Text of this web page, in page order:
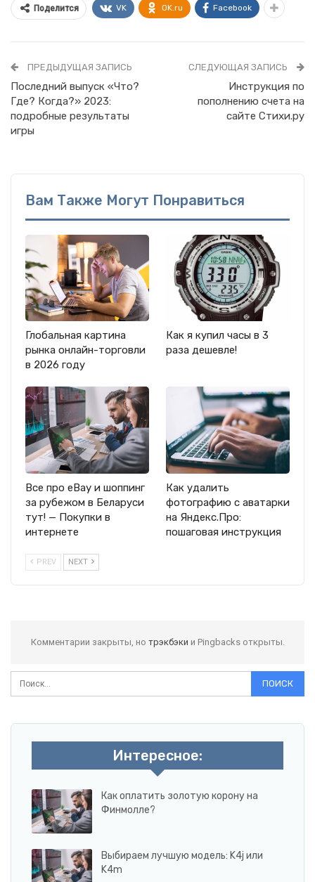
Поделится VK OK.ru Facebook
ПРЕДЫДУЩАЯ ЗАПИСЬ
Последний выпуск «Что?
Где? Когда?» 2023:
подробные результаты
игры
СЛЕДУЮЩАЯ ЗАПИСЬ
Инструкция по
пополнению счета на
сайте Стихи.ру
Вам Также Могут Понравиться
Глобальная картина
рынка онлайн-торговли
в 2026 году
Как я купил часы в 3
раза дешевле!
Все про eBay и шоппинг
за рубежом в Беларуси
тут! — Покупки в
интернете
Как удалить
фотографию с аватарки
на Яндекс.Про:
пошаговая инструкция
PREV NEXT
Комментарии закрыты, но трэкбэки и Pingbacks открыты.
Интересное:
Как оплатить золотую корону на
Финмолле?
Выбираем лучшую модель: K4j или
K4m